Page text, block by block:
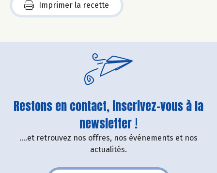
Imprimer la recette
Restons en contact, inscrivez-vous à la
newsletter !
....et retrouvez nos offres, nos événements et nos
actualités.